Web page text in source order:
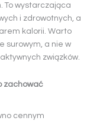
To wystarczająca
i zdrowotnych, a
kalorii. Warto
surowym, a nie w
związków.
zachować
cennym